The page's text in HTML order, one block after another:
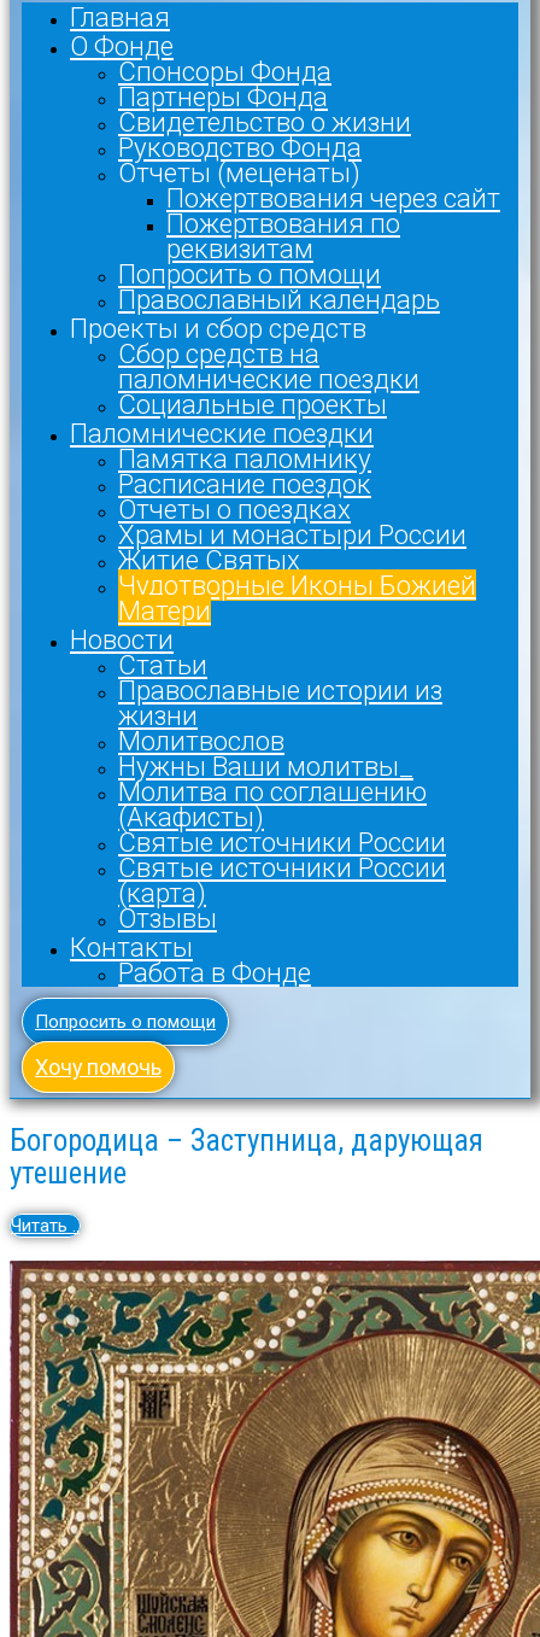
Главная
О Фонде
Спонсоры Фонда
Партнеры Фонда
Свидетельство о жизни
Руководство Фонда
Отчеты (меценаты)
Пожертвования через сайт
Пожертвования по
реквизитам
Попросить о помощи
Православный календарь
Проекты и сбор средств
Сбор средств на
паломнические поездки
Социальные проекты
Паломнические поездки
Памятка паломнику
Расписание поездок
Отчеты о поездках
Храмы и монастыри России
Житие Святых
Чудотворные Иконы Божией
Матери
Новости
Статьи
Православные истории из
жизни
Молитвослов
Нужны Ваши молитвы_
Молитва по соглашению
(Акафисты)
Святые источники России
Святые источники России
(карта)
Отзывы
Контакты
Работа в Фонде
Попросить о помощи
Хочу помочь
Богородица – Заступница, дарующая
утешение
Читать ..